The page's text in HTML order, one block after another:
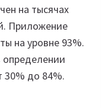
на тысячах
Приложение
на уровне 93%.
определении
30% до 84%.